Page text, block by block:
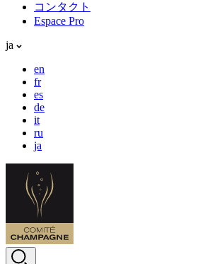
コンタクト
Espace Pro
ja
en
fr
es
de
it
ru
ja